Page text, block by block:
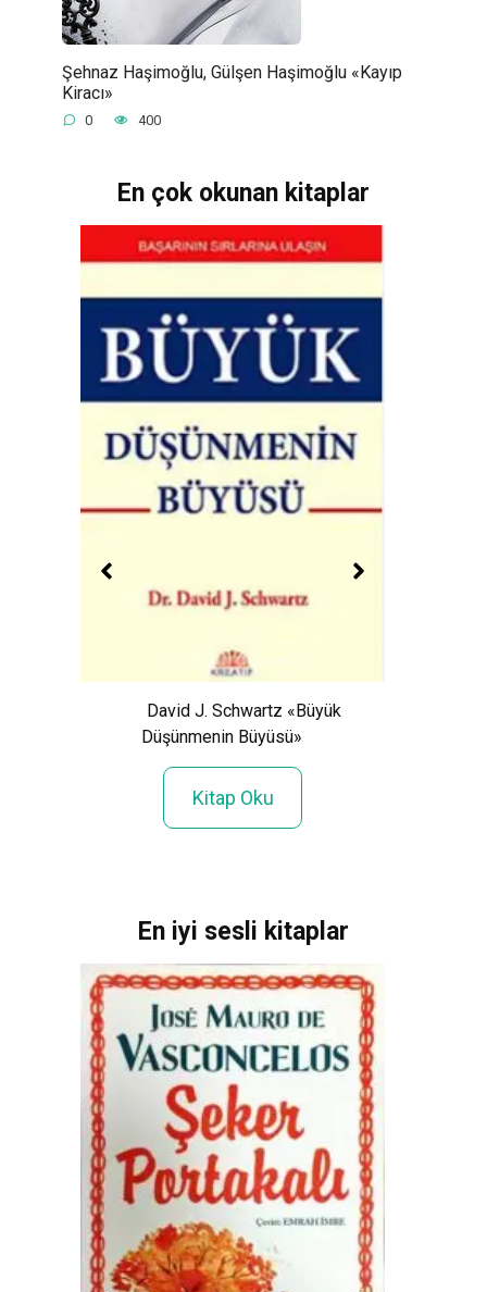
Şehnaz Haşimoğlu, Gülşen Haşimoğlu «Kayıp
Kiracı»
0 400
En çok okunan kitaplar
David J. Schwartz «Büyük
Düşünmenin Büyüsü»
Kitap Oku
En iyi sesli kitaplar